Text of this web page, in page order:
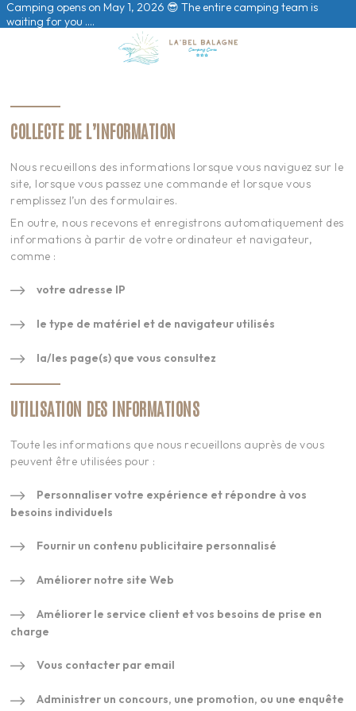
Camping opens on May 1, 2026 😎 The entire camping team is
waiting for you ….
COLLECTE DE L’INFORMATION
Nous recueillons des informations lorsque vous naviguez sur le
site, lorsque vous passez une commande et lorsque vous
remplissez l’un des formulaires.
En outre, nous recevons et enregistrons automatiquement des
informations à partir de votre ordinateur et navigateur,
comme :
votre adresse IP
le type de matériel et de navigateur utilisés
la/les page(s) que vous consultez
UTILISATION DES INFORMATIONS
Toute les informations que nous recueillons auprès de vous
peuvent être utilisées pour :
Personnaliser votre expérience et répondre à vos
besoins individuels
Fournir un contenu publicitaire personnalisé
Améliorer notre site Web
Améliorer le service client et vos besoins de prise en
charge
Vous contacter par email
Administrer un concours, une promotion, ou une enquête